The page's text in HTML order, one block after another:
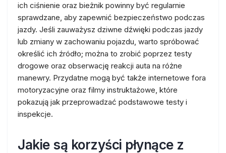
ich ciśnienie oraz bieżnik powinny być regularnie
sprawdzane, aby zapewnić bezpieczeństwo podczas
jazdy. Jeśli zauważysz dziwne dźwięki podczas jazdy
lub zmiany w zachowaniu pojazdu, warto spróbować
określić ich źródło; można to zrobić poprzez testy
drogowe oraz obserwację reakcji auta na różne
manewry. Przydatne mogą być także internetowe fora
motoryzacyjne oraz filmy instruktażowe, które
pokazują jak przeprowadzać podstawowe testy i
inspekcje.
Jakie są korzyści płynące z